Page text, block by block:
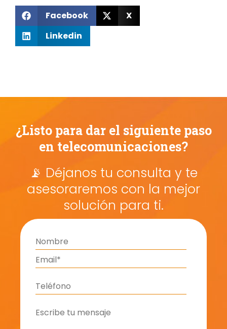
Facebook
X
Linkedin
¿Listo para dar el siguiente paso
en telecomunicaciones?
📡 Déjanos tu consulta y te
asesoraremos con la mejor
solución para ti.